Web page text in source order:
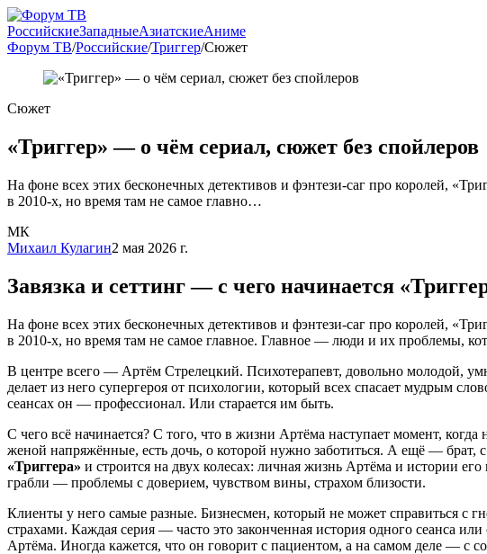
РоссийскиеЗападныеАзиатскиеАниме
Форум ТВ/Российские/Триггер/Сюжет
Сюжет
«Триггер» — о чём сериал, сюжет без спойлеров
На фоне всех этих бесконечных детективов и фэнтези-саг про королей,
в 2010-х, но время там не самое главно…
МК
Михаил Кулагин2 мая 2026 г.
Завязка и сеттинг — с чего начинается
На фоне всех этих бесконечных детективов и фэнтези-саг про королей,
в 2010-х, но время там не самое главное. Главное — люди и их проблемы,
В центре всего — Артём Стрелецкий. Психотерапевт, довольно молодой,
делает из него супергероя от психологии, который всех спасает мудрым
сеансах он — профессионал. Или старается им быть.
С чего всё начинается? С того, что в жизни Артёма наступает момент,
женой напряжённые, есть дочь, о которой нужно заботиться. А ещё —
«Триггера» и строится на двух колесах: личная жизнь Артёма и истории
грабли — проблемы с доверием, чувством вины, страхом близости.
Клиенты у него самые разные. Бизнесмен, который не может справиться с
страхами. Каждая серия — часто это законченная история одного сеанса
Артёма. Иногда кажется, что он говорит с пациентом, а на самом деле — с